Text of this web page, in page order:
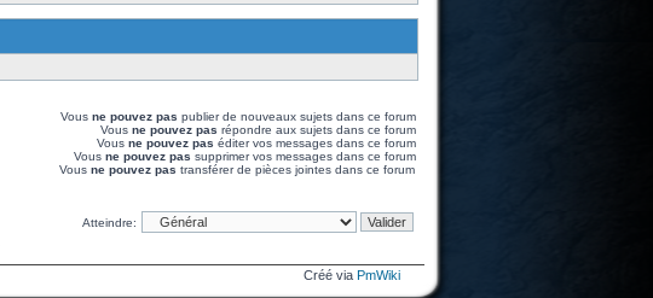
Vous ne pouvez pas publier de nouveaux sujets dans ce forum
Vous ne pouvez pas répondre aux sujets dans ce forum
Vous ne pouvez pas éditer vos messages dans ce forum
Vous ne pouvez pas supprimer vos messages dans ce forum
Vous ne pouvez pas transférer de pièces jointes dans ce forum
Atteindre:
Créé via PmWiki